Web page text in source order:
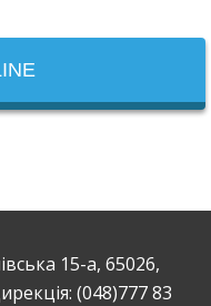
15-а, 65026,
(048)777 83